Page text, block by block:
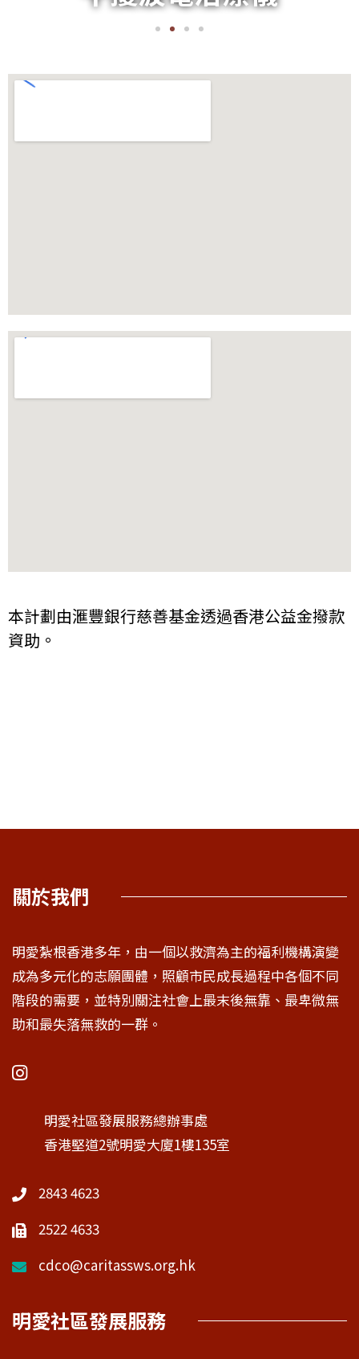
本計劃由滙豐銀行慈善基金透過香港公益金撥款
資助。
關於我們
明愛紮根香港多年，由一個以救濟為主的福利機構演變
成為多元化的志願團體，照顧市民成長過程中各個不同
階段的需要，並特別關注社會上最末後無靠、最卑微無
助和最失落無救的一群。
明愛社區發展服務總辦事處
香港堅道2號明愛大廈1樓135室
2843 4623
2522 4633
cdco@caritassws.org.hk
明愛社區發展服務